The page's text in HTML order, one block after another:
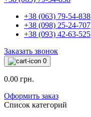
+38 (063) 79-54-838
+38 (098) 25-24-707
+38 (093) 42-63-525
Заказать звонок
0
0.00 грн.
Оформить заказ
Список категорий